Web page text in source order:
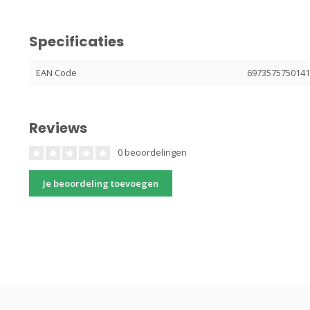
Specificaties
EAN Code 6973575750141
Reviews
0 beoordelingen
Je beoordeling toevoegen